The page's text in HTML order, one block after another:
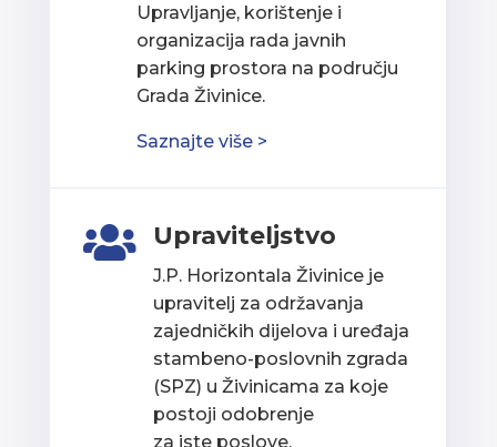
Upravljanje, korištenje i
organizacija rada javnih
parking prostora na području
Grada Živinice.
Saznajte više >
 Upraviteljstvo
J.P. Horizontala Živinice je
upravitelj za održavanja
zajedničkih dijelova i uređaja
stambeno-poslovnih zgrada
(SPZ) u Živinicama za koje
postoji odobrenje
za iste poslove.